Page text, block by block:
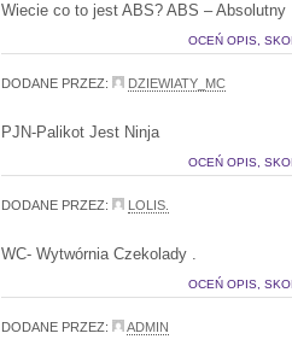
Wiecie co to jest ABS? ABS –
OCEŃ OPIS,
DODANE PRZEZ: DZIEWIATY_MC
PJN-Palikot Jest Ninja
OCEŃ OPIS,
DODANE PRZEZ: LOLIS.
WC- Wytwórnia Czekolady .
OCEŃ OPIS,
DODANE PRZEZ: ADMIN